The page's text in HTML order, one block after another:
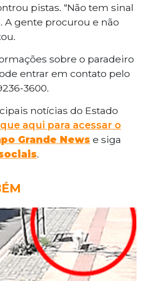
pistas. “Não tem sinal
A gente procurou e não
sobre o paradeiro
entrar em contato pelo
3600.
notícias do Estado
aqui para acessar o
Grande News e siga
.